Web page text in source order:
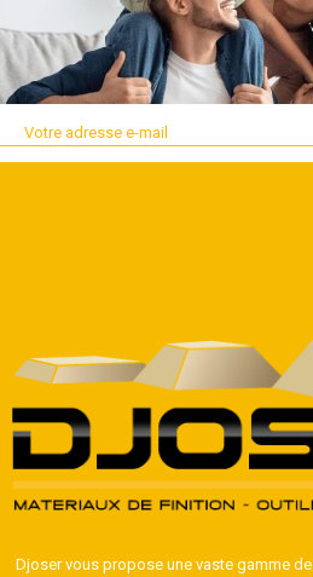
Djoser vous propose une vaste gamme de